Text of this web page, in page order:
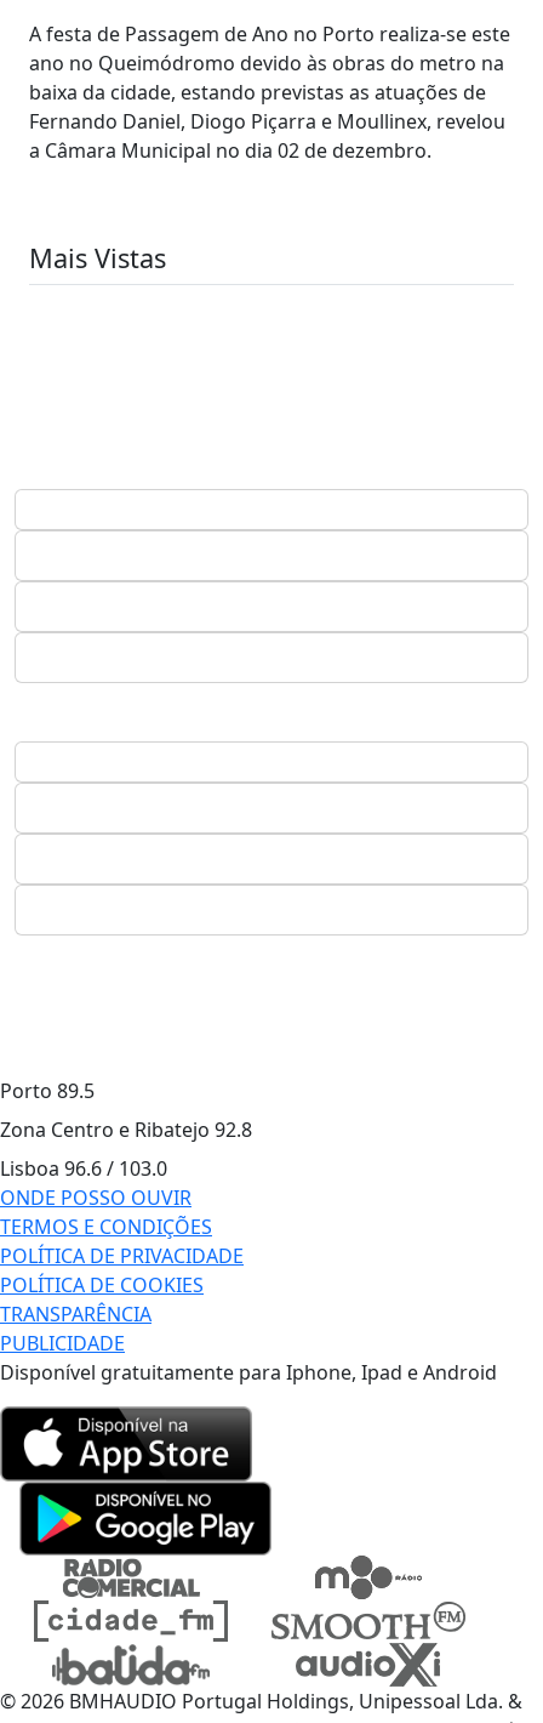
A festa de Passagem de Ano no Porto realiza-se este
ano no Queimódromo devido às obras do metro na
baixa da cidade, estando previstas as atuações de
Fernando Daniel, Diogo Piçarra e Moullinex, revelou
a Câmara Municipal no dia 02 de dezembro.
Mais Vistas
Porto 89.5
Zona Centro e Ribatejo 92.8
Lisboa 96.6 / 103.0
ONDE POSSO OUVIR
TERMOS E CONDIÇÕES
POLÍTICA DE PRIVACIDADE
POLÍTICA DE COOKIES
TRANSPARÊNCIA
PUBLICIDADE
Disponível gratuitamente para Iphone, Ipad e Android
© 2026 BMHAUDIO Portugal Holdings, Unipessoal Lda. &